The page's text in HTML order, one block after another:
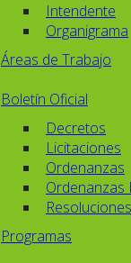
Intendente
Organigrama
Áreas de Trabajo
Boletín Oficial
Decretos
Licitaciones
Ordenanzas
Ordenanzas
Resoluciones
Programas